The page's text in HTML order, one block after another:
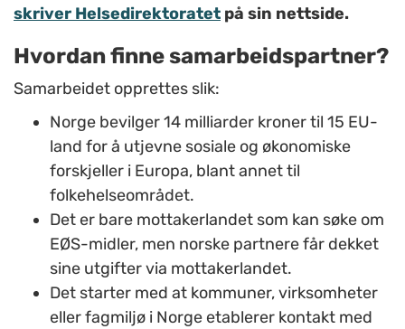
skriver Helsedirektoratet på sin nettside.
Hvordan finne samarbeidspartner?
Samarbeidet opprettes slik:
Norge bevilger 14 milliarder kroner til 15 EU-
land for å utjevne sosiale og økonomiske
forskjeller i Europa, blant annet til
folkehelseområdet.
Det er bare mottakerlandet som kan søke om
EØS-midler, men norske partnere får dekket
sine utgifter via mottakerlandet.
Det starter med at kommuner, virksomheter
eller fagmiljø i Norge etablerer kontakt med